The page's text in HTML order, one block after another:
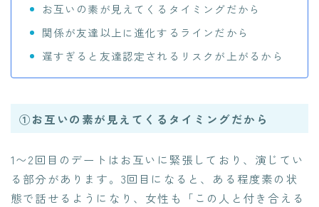
お互いの素が見えてくるタイミングだから
関係が友達以上に進化するラインだから
遅すぎると友達認定されるリスクが上がるから
①お互いの素が見えてくるタイミングだから
1〜2回目のデートはお互いに緊張しており、演じてい
る部分があります。3回目になると、ある程度素の状
態で話せるようになり、女性も「この人と付き合える